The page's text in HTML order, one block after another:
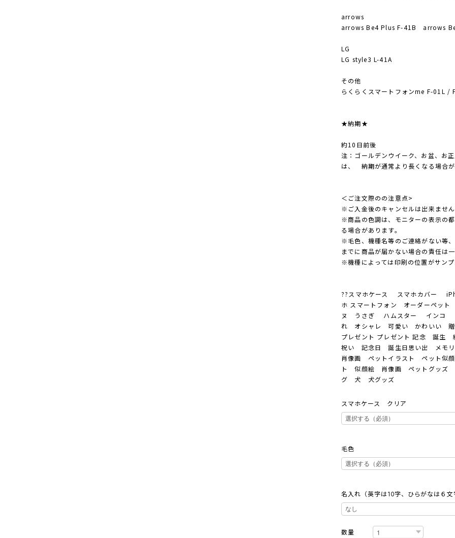
arrows
arrows Be4 Plus F-41B arrows
LG
LG style3 L-41A
その他
らくらくスマートフォンme F-01L
★納期★
約10日前後
注：ゴールデンウイーク、お盆、お
は、 納期が通常より長くなる場合
＜ご注文際のの注意点>
※ご入金後のキャンセルは出来ませ
※商品の色調は、モニターの表示の
る場合があります。
※毛色、機種名等のご連絡がない等
までに商品が届かない場合の責任は
※機種によっては印刷の位置がサン
??スマホケース スマホカバー
ホ スマートフォン オーダーペ
ヌ うさぎ ハムスター インコ
れ オシャレ 可愛い かわいい 贈
プレゼント プレゼント 記念 誕
祝い 記念日 誕生日思い出 メ
肖像画 ペットイラスト ペット似
ト 似顔絵 肖像画 ペットグッズ
グ 犬 犬グッズ
スマホケース クリア
毛色
名入れ（英字は10字、ひらがなは６
数量